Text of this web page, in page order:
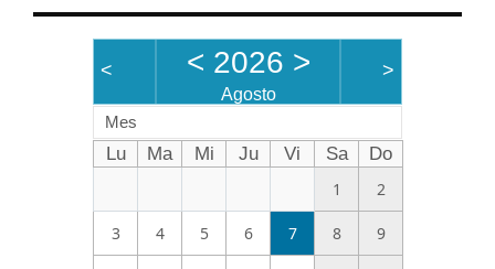
< < 2026 >
Agosto
>
Mes
Lu Ma Mi Ju Vi Sa
Do
1
2
3 4 5 6 7 8 9